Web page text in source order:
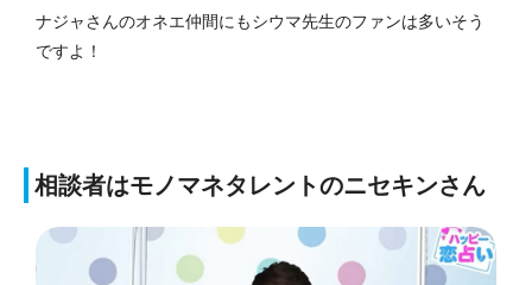
ナジャさんのオネエ仲間にもシウマ先生のファンは多いそう
ですよ！
相談者はモノマネタレントのニセキンさん